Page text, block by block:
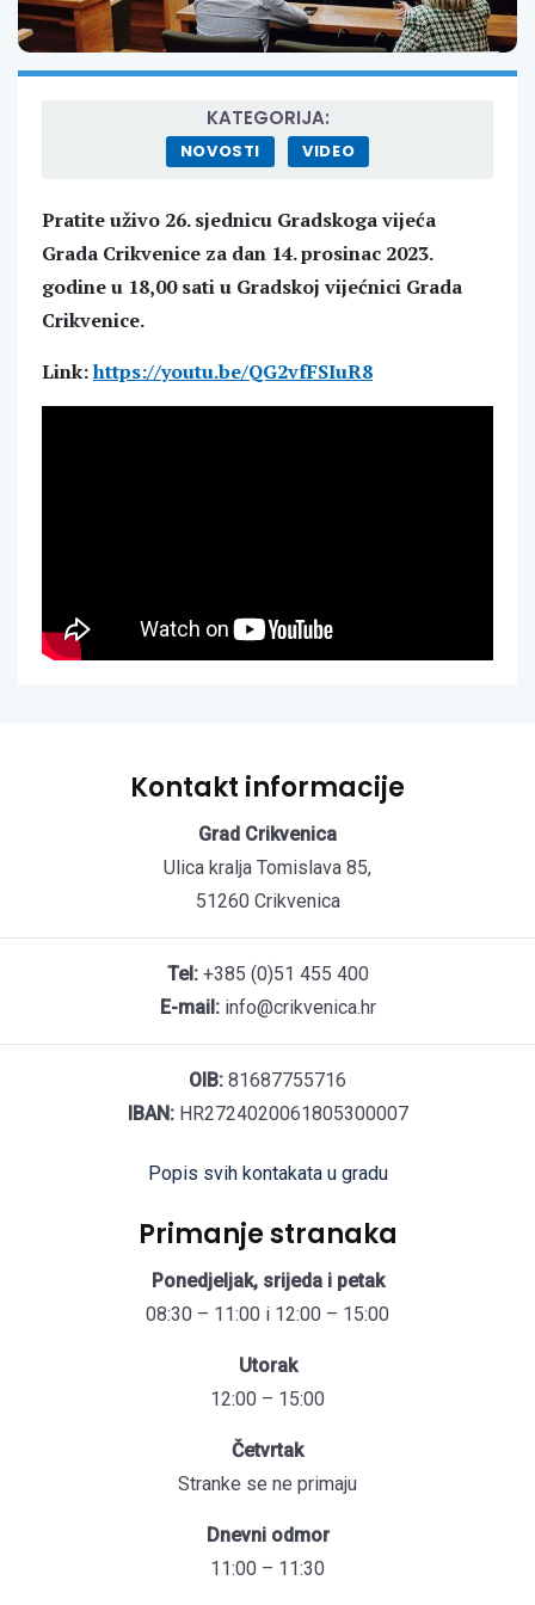
KATEGORIJA:
NOVOSTI VIDEO
Pratite uživo 26. sjednicu Gradskoga vijeća
Grada Crikvenice za dan 14. prosinac 2023.
godine u 18,00 sati u Gradskoj vijećnici Grada
Crikvenice.
Link:https://youtu.be/QG2vfFSIuR8
Kontakt informacije
Grad Crikvenica
Ulica kralja Tomislava 85,
51260 Crikvenica
Tel:+385 (0)51 455 400
E-mail:info@crikvenica.hr
OIB: 81687755716
IBAN:HR2724020061805300007
Popis svih kontakata u gradu
Primanje stranaka
Ponedjeljak, srijeda i petak
08:30 – 11:00 i 12:00 – 15:00
Utorak
12:00 – 15:00
Četvrtak
Stranke se ne primaju
Dnevni odmor
11:00 – 11:30